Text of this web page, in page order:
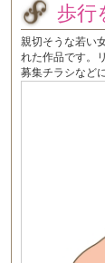
歩行
親切そうな若い
れた作品です。
募集チラシなど